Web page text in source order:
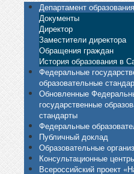
Департамент образования
Документы
Директор
Заместители директора
Обращения граждан
История образования в
Федеральные
образовательные
Обновленные
государственные
стандарты
Федеральные
Публичный доклад
Образовательные
Консультационные
Всероссийский проект